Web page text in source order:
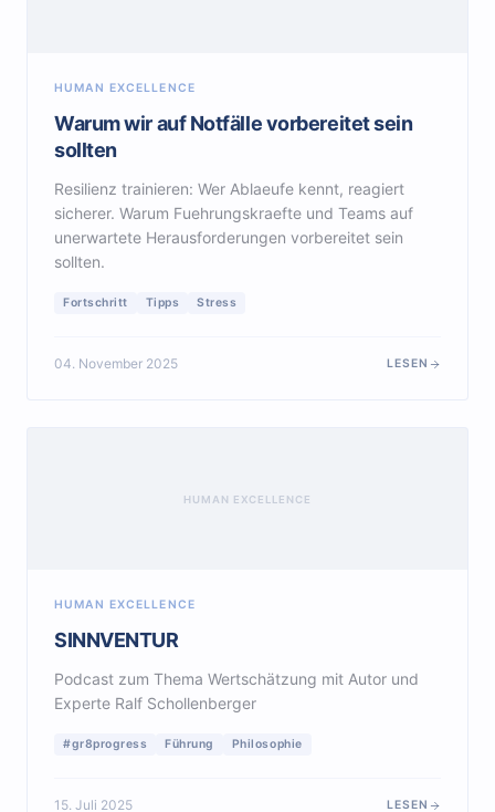
HUMAN EXCELLENCE
Warum wir auf Notfälle vorbereitet sein
sollten
Resilienz trainieren: Wer Ablaeufe kennt, reagiert
sicherer. Warum Fuehrungskraefte und Teams auf
unerwartete Herausforderungen vorbereitet sein
sollten.
Fortschritt Tipps Stress
04. November 2025 LESEN
HUMAN EXCELLENCE
HUMAN EXCELLENCE
SINNVENTUR
Podcast zum Thema Wertschätzung mit Autor und
Experte Ralf Schollenberger
#gr8progress Führung Philosophie
15. Juli 2025 LESEN